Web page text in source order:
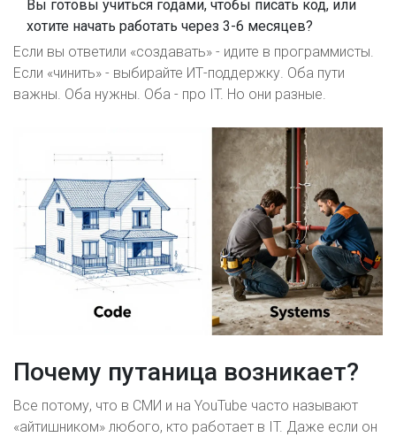
Вы готовы учиться годами, чтобы писать код, или
хотите начать работать через 3-6 месяцев?
Если вы ответили «создавать» - идите в программисты.
Если «чинить» - выбирайте ИТ-поддержку. Оба пути
важны. Оба нужны. Оба - про IT. Но они разные.
Почему путаница возникает?
Все потому, что в СМИ и на YouTube часто называют
«айтишником» любого, кто работает в IT. Даже если он